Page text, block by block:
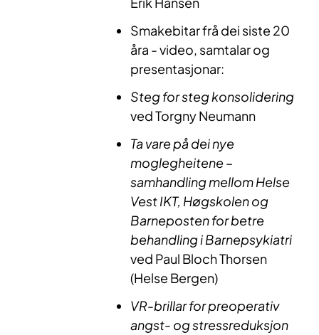
Smakebitar frå dei siste 20
åra - video, samtalar og
presentasjonar:
Steg for steg konsolidering
ved Torgny Neumann
Ta vare på dei nye
moglegheitene –
samhandling mellom Helse
Vest IKT, Høgskolen og
Barneposten for betre
behandling i Barnepsykiatri
ved Paul Bloch Thorsen
(Helse Bergen)
VR-brillar for preoperativ
angst- og stressreduksjon